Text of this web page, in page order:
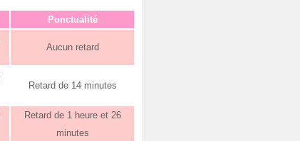
Ponctualité
Aucun retard
Retard de 14 minutes
Retard de 1 heure et 26
minutes